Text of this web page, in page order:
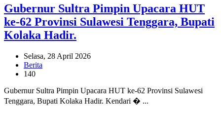
Gubernur Sultra Pimpin Upacara HUT
ke-62 Provinsi Sulawesi Tenggara, Bupati
Kolaka Hadir.
Selasa, 28 April 2026
Berita
140
Gubernur Sultra Pimpin Upacara HUT ke-62 Provinsi Sulawesi
Tenggara, Bupati Kolaka Hadir. Kendari � ...